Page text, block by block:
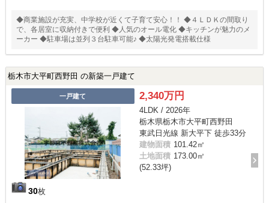
◆商業施設が充実、中学校が近くて子育て安心！！ ◆４ＬＤＫの間取り
で、各居室に収納付きで便利 ◆人気のオール電化 ◆キッチンが魅力のメ
ーカー ◆駐車場は並列３台駐車可能♪ ◆太陽光発電搭載仕様
栃木市大平町西野田 の新築一戸建て
一戸建て
30枚
2,340万円
4LDK / 2026年
栃木県栃木市大平町西野田
東武日光線 新大平下 徒歩33分
建物面積 101.42㎡
土地面積 173.00㎡
(52.33坪)